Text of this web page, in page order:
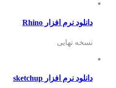
دانلود نرم افزار Rhino
نسخه نهایی
دانلود نرم افزار sketchup